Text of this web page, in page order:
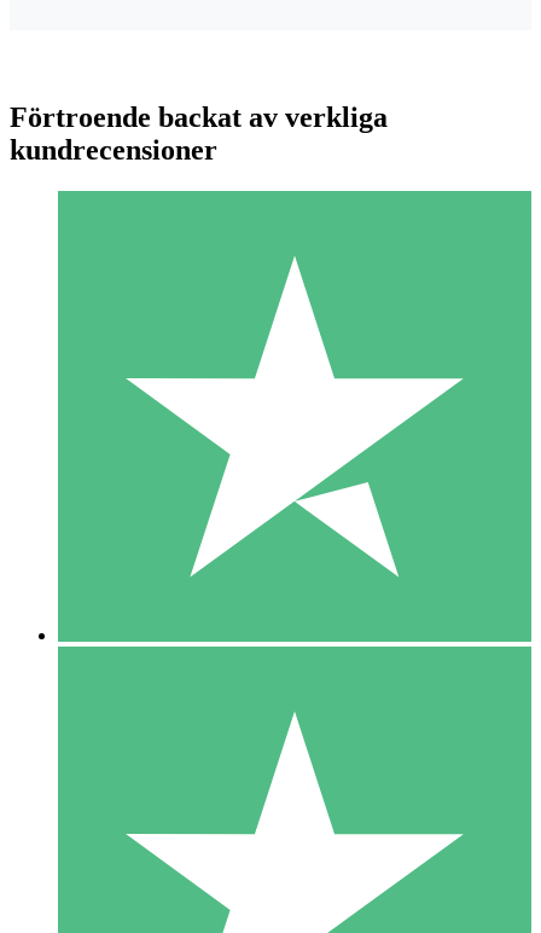
Individuella Kreditpaket
Betala per användning med nedladdningskrediter. Inget
1 Nedladdningar
10 00
10 Nedladdningar
20 00
Förtroende backat av verkliga
kundrecensioner